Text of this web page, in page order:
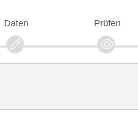
Daten Prüfen